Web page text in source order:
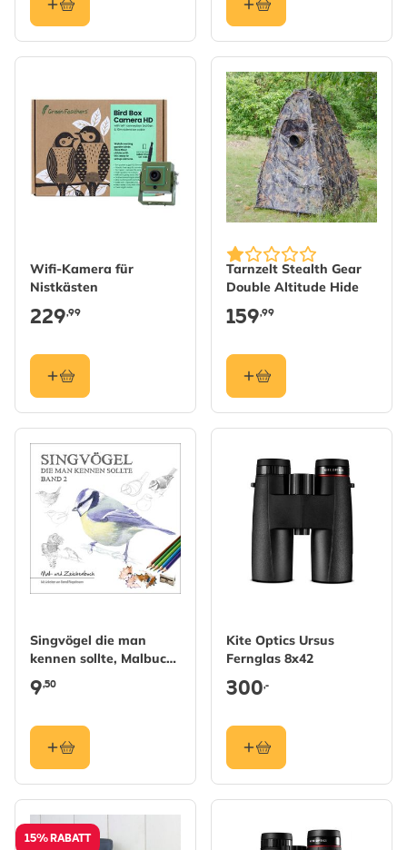
Wifi-Kamera für
Nistkästen
229,99
Tarnzelt Stealth Gear
Double Altitude Hide
159,99
Singvögel die man
kennen sollte, Malbuch,
Band 2
9,50
Kite Optics Ursus
Fernglas 8x42
300,-
15% RABATT